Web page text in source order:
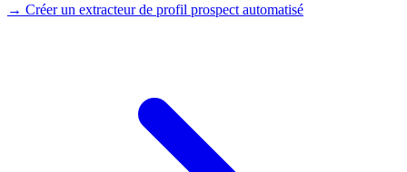
→ Créer un extracteur de profil prospect automatisé